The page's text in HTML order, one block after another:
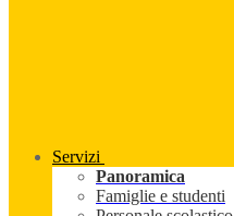
Servizi
Panoramica
Famiglie e studenti